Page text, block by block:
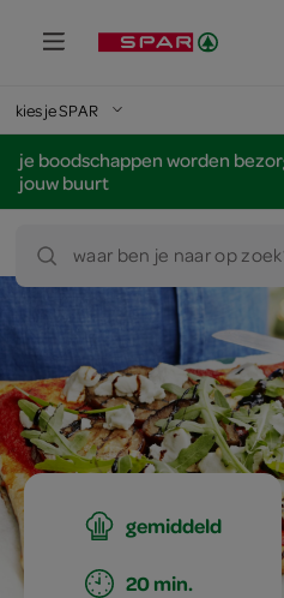
kies je SPAR
je boodschappen worden
jouw buurt
waar ben je naar op
gemiddeld
20 min.